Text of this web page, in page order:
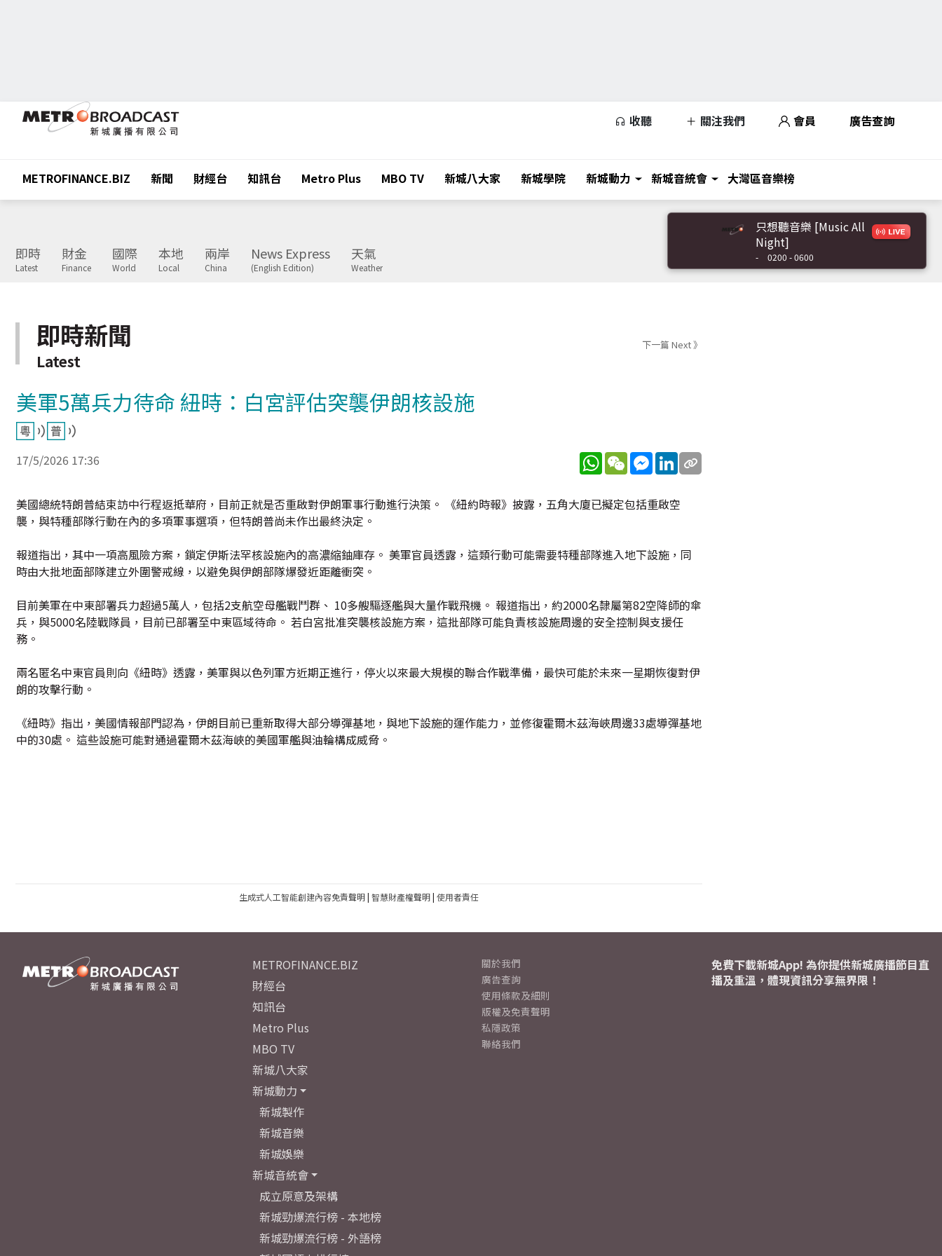
收聽 關注我們 會員 廣告查詢
METROFINANCE.BIZ 新聞 財經台 知訊台 Metro Plus MBO TV 新城八大家 新城學院 新城動力 新城音統會 大灣區音樂榜
即時
Latest
財金
Finance
國際
World
本地
Local
兩岸
China
News Express
(English Edition)
天氣
Weather
只想聽音樂 [Music All
Night]
- 0200 - 0600
即時新聞
Latest
下一篇 Next 》
美軍5萬兵力待命 紐時：白宮評估突襲伊朗核設施
17/5/2026 17:36 WhatsApp
WeChatMessenger
LinkedIn
美國總統特朗普結束訪中行程返抵華府，目前正就是否重啟對伊朗軍事行動進行決策。 《紐約時報》披露，五角大廈已擬定包括重啟空
襲，與特種部隊行動在內的多項軍事選項，但特朗普尚未作出最終決定。
報道指出，其中一項高風險方案，鎖定伊斯法罕核設施內的高濃縮鈾庫存。 美軍官員透露，這類行動可能需要特種部隊進入地下設施，同
時由大批地面部隊建立外圍警戒線，以避免與伊朗部隊爆發近距離衝突。
目前美軍在中東部署兵力超過5萬人，包括2支航空母艦戰鬥群、 10多艘驅逐艦與大量作戰飛機。 報道指出，約2000名隸屬第82空降師的傘
兵，與5000名陸戰隊員，目前已部署至中東區域待命。 若白宮批准突襲核設施方案，這批部隊可能負責核設施周邊的安全控制與支援任
務。
兩名匿名中東官員則向《紐時》透露，美軍與以色列軍方近期正進行，停火以來最大規模的聯合作戰準備，最快可能於未來一星期恢復對伊
朗的攻擊行動。
《紐時》指出，美國情報部門認為，伊朗目前已重新取得大部分導彈基地，與地下設施的運作能力，並修復霍爾木茲海峽周邊33處導彈基地
中的30處。 這些設施可能對通過霍爾木茲海峽的美國軍艦與油輪構成威脅。
生成式人工智能創建內容免責聲明| 智慧財產權聲明| 使用者責任
METROFINANCE.BIZ
財經台
知訊台
Metro Plus
MBO TV
新城八大家
新城動力
新城製作
新城音樂
新城娛樂
新城音統會
成立原意及架構
新城勁爆流行榜 - 本地榜
新城勁爆流行榜 - 外語榜
關於我們
廣告查詢
使用條款及細則
版權及免責聲明
私隱政策
聯絡我們
免費下載新城App! 為你提供新城廣播節目直
播及重溫，體現資訊分享無界限！